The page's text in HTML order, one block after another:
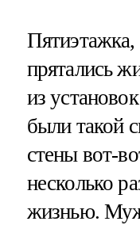
Пятиэтажка,
прятались
из
были такой
стены вот-
несколько
жизнью.